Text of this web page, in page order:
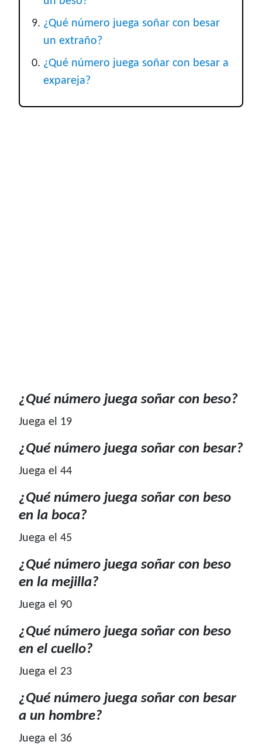
¿Qué número juega soñar con besar
un extraño?
¿Qué número juega soñar con besar a
expareja?
¿Qué número juega soñar con beso?
Juega el 19
¿Qué número juega soñar con besar?
Juega el 44
¿Qué número juega soñar con beso
en la boca?
Juega el 45
¿Qué número juega soñar con beso
en la mejilla?
Juega el 90
¿Qué número juega soñar con beso
en el cuello?
Juega el 23
¿Qué número juega soñar con besar
a un hombre?
Juega el 36